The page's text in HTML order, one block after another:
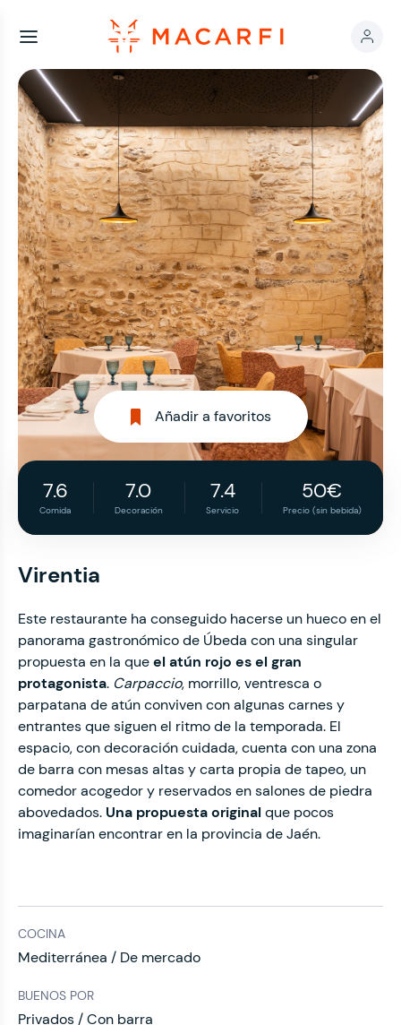
Añadir a favoritos
7.6
Comida
7.0
Decoración
7.4
Servicio
50€
Precio (sin bebida)
Virentia
Este restaurante ha conseguido hacerse un hueco en el
panorama gastronómico de Úbeda con una singular
propuesta en la queel atún rojo es el gran
protagonista. Carpaccio, morrillo, ventresca o
parpatana de atún conviven con algunas carnes y
entrantes que siguen el ritmo de la temporada. El
espacio, con decoración cuidada, cuenta con una zona
de barra con mesas altas y carta propia de tapeo, un
comedor acogedor y reservados en salones de piedra
abovedados. Una propuesta originalque pocos
imaginarían encontrar en la provincia de Jaén.
COCINA
Mediterránea / De mercado
BUENOS POR
Privados / Con barra